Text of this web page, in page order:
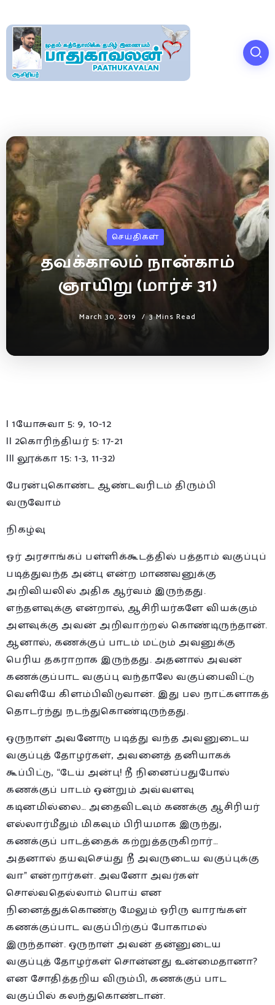
செய்திகள்
தவக்காலம் நான்காம்
ஞாயிறு (மார்ச் 31)
March 30, 2019 3 Mins Read
I 1யோசுவா 5: 9, 10-12
II 2கொரிந்தியர் 5: 17-21
III லூக்கா 15: 1-3, 11-32)
பேரன்புகொண்ட ஆண்டவரிடம் திரும்பி
வருவோம்
நிகழ்வு
ஓர் அரசாங்கப் பள்ளிக்கூடத்தில் பத்தாம் வகுப்புப்
படித்துவந்த அன்பு என்ற மாணவனுக்கு
அறிவியலில் அதிக ஆர்வம் இருந்தது.
எந்தளவுக்கு என்றால், ஆசிரியர்களே வியக்கும்
அளவுக்கு அவன் அறிவாற்றல் கொண்டிருந்தான்.
ஆனால், கணக்குப் பாடம் மட்டும் அவனுக்கு
பெரிய தகராறாக இருந்தது. அதனால் அவன்
கணக்குப்பாட வகுப்பு வந்தாலே வகுப்பைவிட்டு
வெளியே கிளம்பிவிடுவான். இது பல நாட்களாகத்
தொடர்ந்து நடந்துகொண்டிருந்தது.
ஒருநாள் அவனோடு படித்து வந்த அவனுடைய
வகுப்புத் தோழர்கள், அவனைத் தனியாகக்
கூப்பிட்டு, “டேய் அன்பு! நீ நினைப்பதுபோல்
கணக்குப் பாடம் ஒன்றும் அவ்வளவு
கடினமில்லை… அதைவிடவும் கணக்கு ஆசிரியர்
எல்லார்மீதும் மிகவும் பிரியமாக இருந்து,
கணக்குப் பாடத்தைக் கற்றுத்தருகிறார்…
அதனால் தயவுசெய்து நீ அவருடைய வகுப்புக்கு
வா” என்றார்கள். அவனோ அவர்கள்
சொல்வதெல்லாம் பொய் என
நினைத்துக்கொண்டு மேலும் ஓரிரு வாரங்கள்
கணக்குப்பாட வகுப்பிற்குப் போகாமல்
இருந்தான். ஒருநாள் அவன் தன்னுடைய
வகுப்புத் தோழர்கள் சொன்னது உன்மைதானா?
என சோதித்தறிய விரும்பி, கணக்குப் பாட
வகுப்பில் கலந்துகொண்டான்.